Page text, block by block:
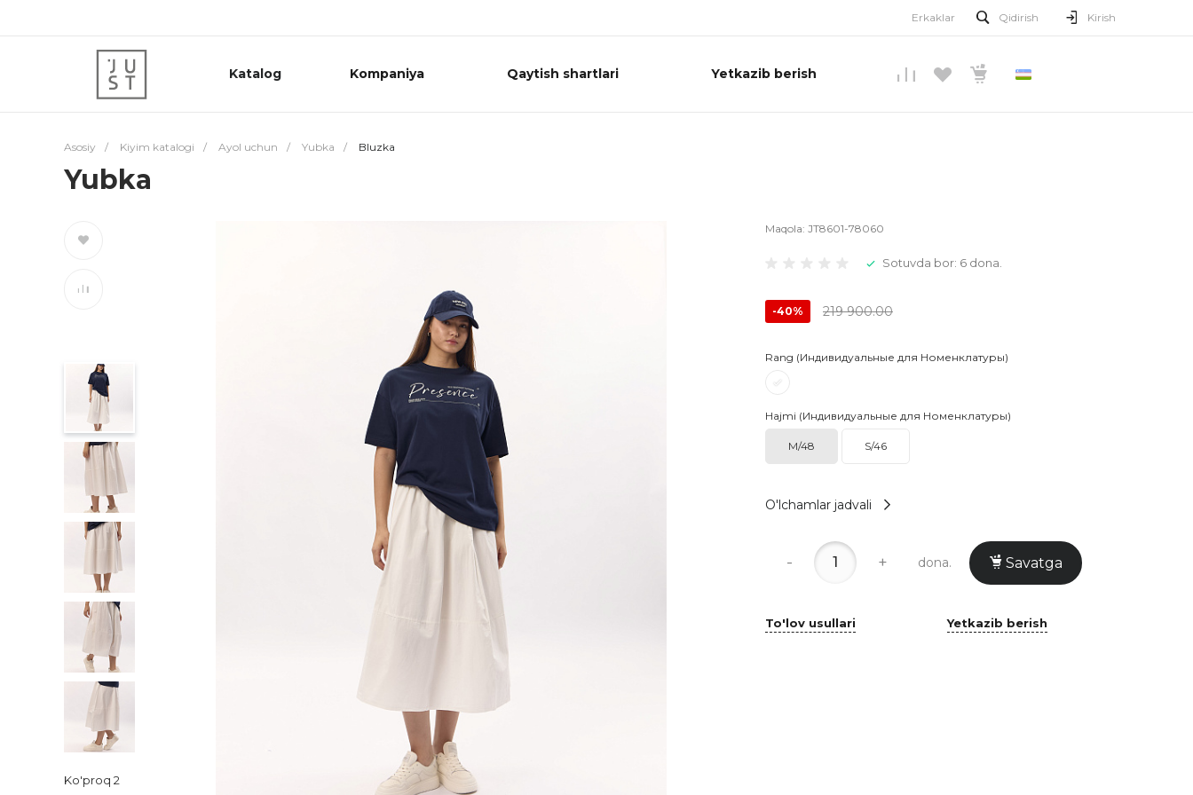
Erkaklar Qidirish Kirish
Katalog Kompaniya Qaytish shartlari Yetkazib berish
Asosiy / Kiyim katalogi / Ayol uchun / Yubka / Bluzka
Yubka
Ko'proq 2
Maqola: JT8601-78060
Sotuvda bor: 6 dona.
-40% 219 900.00
Rang (Индивидуальные для Номенклатуры)
Hajmi (Индивидуальные для Номенклатуры)
M/48 S/46
O'lchamlar jadvali
- + dona. Savatga
To'lov usullari Yetkazib berish